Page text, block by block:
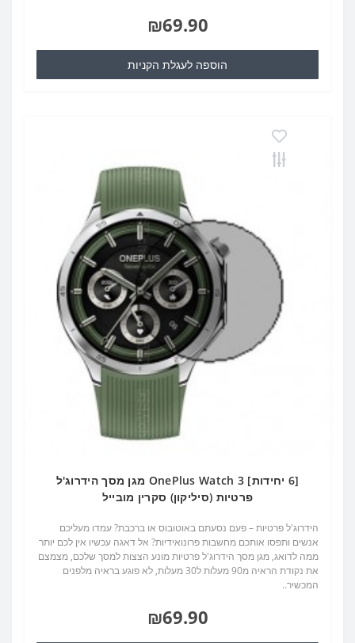
₪69.90
הוספה לעגלת הקניות
[6 יחידות] OnePlus Watch 3 מגן מסך הידרוג'ל
פרטיות (סיליקון) סקרין מובייל
הידרוג'ל פרטיות – פעם נסעתם באוטובוס או ברכבת? עמדו מעליכם
אנשים ותפסו אותכם מחשבות פרונואידיות? אל דאגה עכשיו אין לכם יותר
ממה לדואג, מגן מסך הידרוג'ל פרטיות מונע הצצות למסך שלכם, מצמצם
את נקודת הראיה מ90 מעלות ל30 מעלות, לא פוגע בראיה מלפנים
המכשיר..
₪69.90